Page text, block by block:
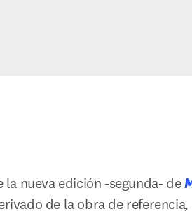
nueva edición -segunda- de
tab/window
de la obra de referencia,